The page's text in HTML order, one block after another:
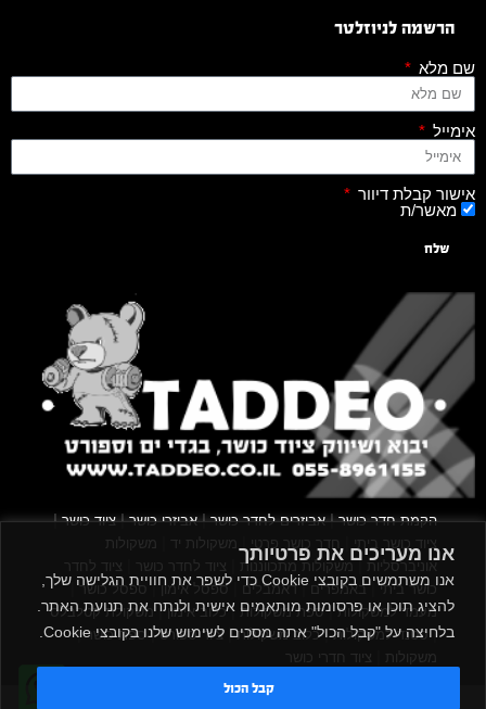
אנו מעריכים את פרטיותך
אנו משתמשים בקובצי Cookie כדי לשפר את חוויית הגלישה שלך,
להציג תוכן או פרסומות מותאמים אישית ולנתח את תנועת האתר.
בלחיצה על "קבל הכול" אתה מסכים לשימוש שלנו בקובצי Cookie.
קבל הכול
הרשמה לניוזלטר
שם מלא
אימייל
אישור קבלת דיוור
מאשר/ת
שלח
הקמת חדר כושר|אביזרים לחדר כושר|אביזרי כושר|ציוד כושר|
ציוד כושר ביתי חדר כושר פרטי משקולות יד
משקולות
אוניברסליות |משקולות מתכווננות ציוד לחדר כושר
ציוד לחדר
כושר ביתי|באמפרים |דאמבלים |ספסל אימון | ספסל כושר|
מעמד למשקולות|ספת משקולות |כלוב אימון|משקולת קטלבלס
|סטנד למשקולות|כלוב משקולות|ציוד ספורט|ספת כושר|
משקולות ציוד חדרי כושר